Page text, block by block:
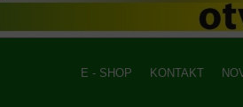
E - SHOP KONTAKT